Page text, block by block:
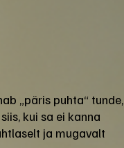
„päris puhta“ tunde,
kui sa ei kanna
ja mugavalt